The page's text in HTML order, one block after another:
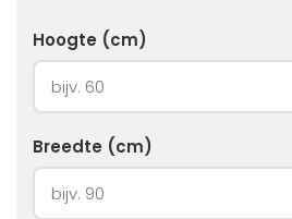
Hoogte (cm)
Breedte (cm)